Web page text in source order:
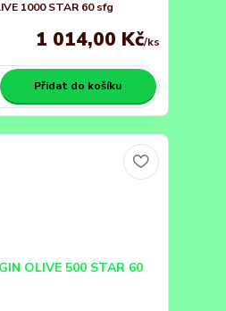
1000 STAR 60 sfg
1 014,00 Kč/ks
Přidat do košíku